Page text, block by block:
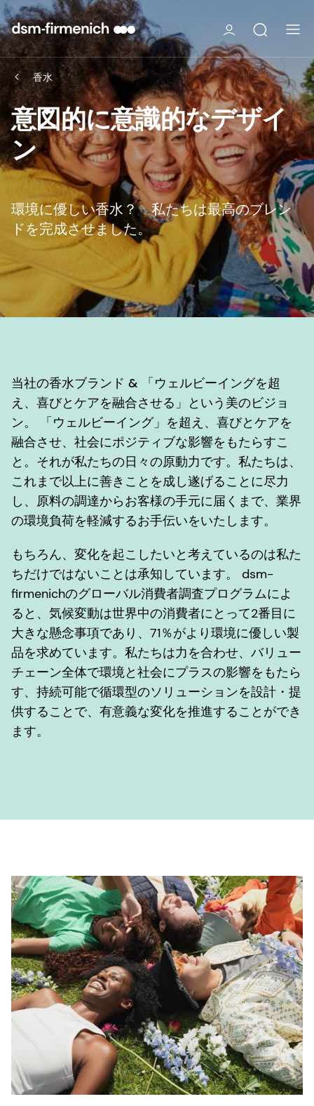
香水
意図的に意識的なデザイ
ン
環境に優しい香水？ 私たちは最高のブレン
ドを完成させました。
当社の香水ブランド & 「ウェルビーイングを超
え、喜びとケアを融合させる」という美のビジョ
ン。
「ウェルビーイング」を超え、喜びとケアを
融合させ、社会にポジティブな影響をもたらすこ
と。それが私たちの日々の原動力です。私たちは、
これまで以上に善きことを成し遂げることに尽力
し、原料の調達からお客様の手元に届くまで、業界
の環境負荷を軽減するお手伝いをいたします。
もちろん、変化を起こしたいと考えているのは私た
ちだけではないことは承知しています。 dsm-
firmenichのグローバル消費者調査プログラムによ
ると、気候変動は世界中の消費者にとって2番目に
大きな懸念事項であり、71％がより環境に優しい製
品を求めています。私たちは力を合わせ、バリュー
チェーン全体で環境と社会にプラスの影響をもたら
す、持続可能で循環型のソリューションを設計・提
供することで、有意義な変化を推進することができ
ます。